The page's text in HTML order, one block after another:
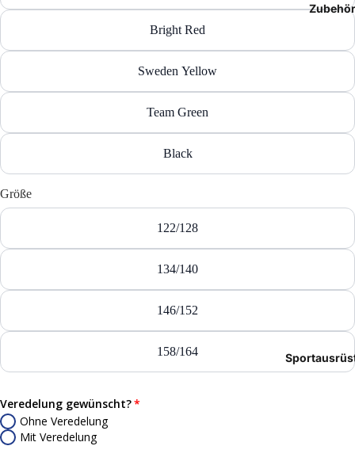
Hosen
Shorts
Zubehör
Caps
Bright Red
Sweden Yellow
Team Green
Black
Größe
122/128
134/140
146/152
158/164
Veredelung gewünscht?
Ohne Veredelung
Mit Veredelung